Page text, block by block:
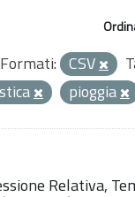
Formati: CSV
pioggia
Relativa,